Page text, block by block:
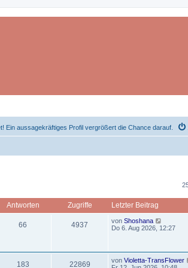
Ein aussagekräftiges Profil vergrößert die Chance darauf.
Antworten Zugriffe Letzter Beitrag
66
t
4937
g
L
e
r
von Shoshana
Do 6. Aug 2026, 12:27
183A
22869Z
L
von Violetta-TransFlower